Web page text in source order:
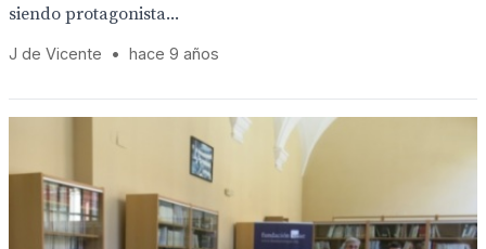
siendo protagonista...
J de Vicente • hace 9 años